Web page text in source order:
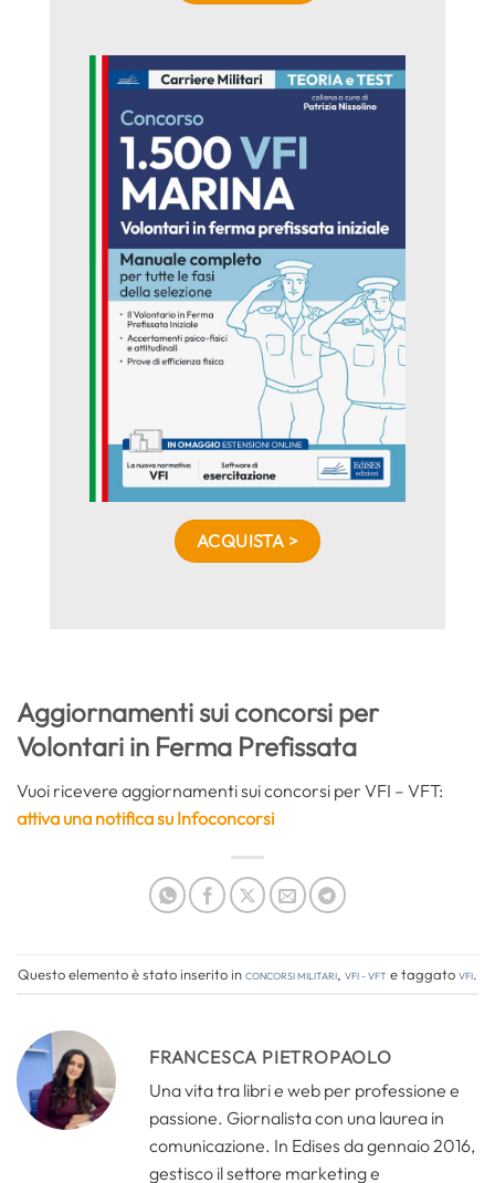
ACQUISTA >
Aggiornamenti sui concorsi per
Volontari in Ferma Prefissata
Vuoi ricevere aggiornamenti sui concorsi per VFI – VFT:
attiva una notifica su Infoconcorsi
Questo elemento è stato inserito inConcorsi Militari, VFI - VFTe taggatovfi.
FRANCESCA PIETROPAOLO
Una vita tra libri e web per professione e
passione. Giornalista con una laurea in
comunicazione. In Edises da gennaio 2016,
gestisco il settore marketing e